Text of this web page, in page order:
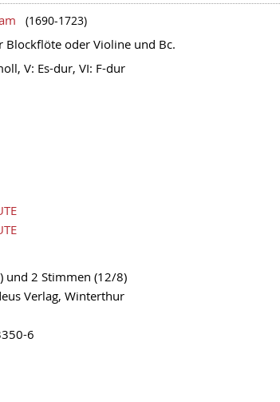
(1690-1723)
Blockflöte oder Violine und Bc.
V: Es-dur, VI: F-dur
und 2 Stimmen (12/8)
Verlag, Winterthur
6